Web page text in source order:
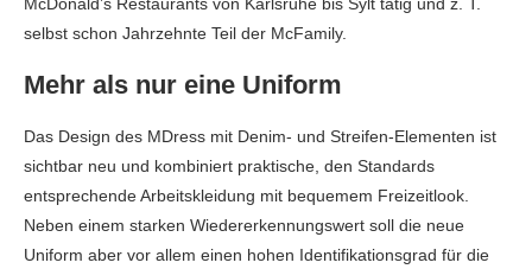
selbst schon Jahrzehnte Teil der McFamily.
Mehr als nur eine Uniform
Das Design des MDress mit Denim- und Streifen-Elementen ist
sichtbar neu und kombiniert praktische, den Standards
entsprechende Arbeitskleidung mit bequemem Freizeitlook.
Neben einem starken Wiedererkennungswert soll die neue
Uniform aber vor allem einen hohen Identifikationsgrad für die